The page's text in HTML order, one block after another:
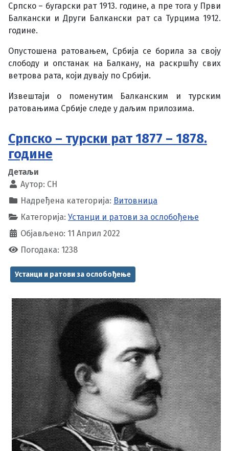
Српско – бугарски рат 1913. године, а пре тога у Први
Балкански и Други Балкански рат са Турцима 1912.
године.
Опустошена ратовањем, Србија се борила за своју
слободу и опстанак на Балкану, на раскршћу свих
ветрова рата, који дувају по Србији.
Извештаји о поменутим Балканским и турским
ратовањима Србије следе у даљим прилозима.
Српско – турски рат 1877 – 1878.
године
Детаљи
Аутор: CH
Надређена категорија: Витовница
Категорија: Устанци и ратови за ослобођење
Објављено: 11 Април 2022
Погодака: 1238
Устанци и ратови за ослобођење